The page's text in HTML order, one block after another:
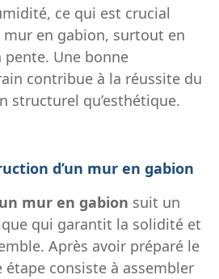
ce qui est crucial
en gabion, surtout en
Une bonne
contribue à la réussite du
structurel qu’esthétique.
d’un mur en gabion
mur en gabion suit un
qui garantit la solidité et
Après avoir préparé le
consiste à assembler